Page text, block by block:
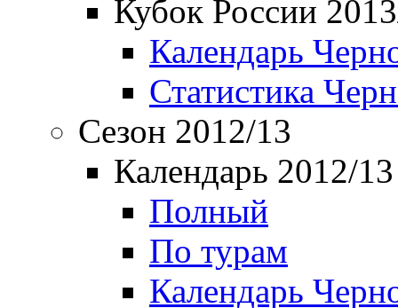
Кубок России
Календарь
Статистика
Сезон 2012/13
Календарь 2012/13
Полный
По турам
Календарь